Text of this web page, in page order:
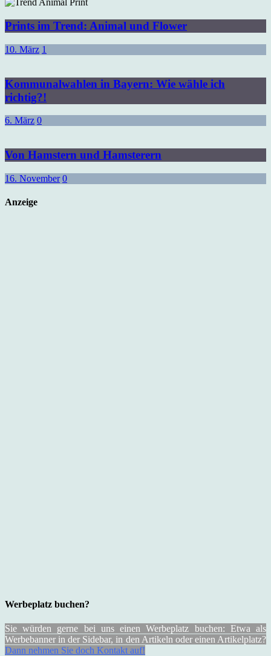
Prints im Trend: Animal und Flower
10. März 1
Kommunalwahlen in Bayern: Wie wähle ich
richtig?!
6. März 0
Von Hamstern und Hamsterern
16. November 0
Anzeige
Werbeplatz buchen?
Sie würden gerne bei uns einen Werbeplatz buchen: Etwa als
Werbebanner in der Sidebar, in den Artikeln oder einen Artikelplatz?
Dann nehmen Sie doch Kontakt auf!